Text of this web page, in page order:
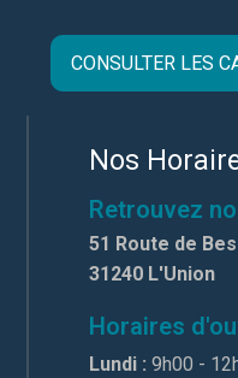
CONSULTER LES
Nos
Retrouvez
51 Route de
31240 L'Union
Horaires
Lundi : 9h00 -